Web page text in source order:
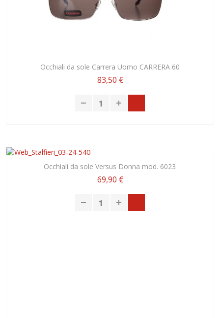
Occhiali da sole Carrera Uomo CARRERA 60
83,50 €
Occhiali da sole Versus Donna mod. 6023
69,90 €